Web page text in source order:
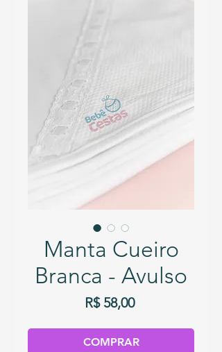
Manta Cueiro
Branca - Avulso
R$ 58,00Preço
COMPRAR